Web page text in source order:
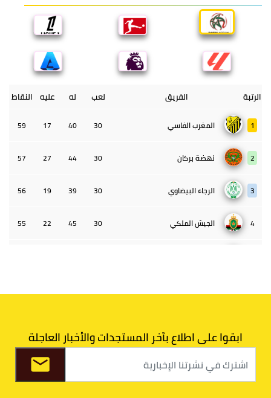
الرتبة الفريق لعب له عليه النقاط
1 المغرب الفاسي 30
40
17
59
2 نهضة بركان 30
44
27
57
3 الرجاء البيضاوي 30
39
19
56
4 الجيش الملكي 30
45
22
55
36
9 الكوكب المراكشي 30
27
26
36
ابقوا على اطلاع بآخر المستجدات والأخبار العاجلة